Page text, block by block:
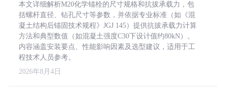
本文详细解析M20化学锚栓的尺寸规格和抗拔承载力，包
括螺杆直径、钻孔尺寸等参数，并依据专业标准（如《混
凝土结构后锚固技术规程》JGJ 145）提供抗拔承载力计算
方法和典型数值（如混凝土强度C30下设计值约80kN）。
内容涵盖安装要点、性能影响因素及选型建议，适用于工
程技术人员参考。
2026年8月4日